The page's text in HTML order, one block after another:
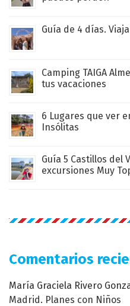
Guía de 4 días.
Camping TAIGA
tus vacaciones
6 Lugares que ver
Insólitas
Guía 5 Castillos del
excursiones Muy
Comentarios
María Graciela Rivero
Madrid. Planes con Niños